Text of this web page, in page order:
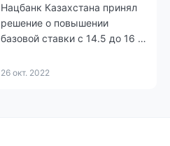
Нацбанк Казахстана принял
решение о повышении
базовой ставки с 14.5 до 16 %
коридором +/— 1.0 п. п.
26 окт. 2022